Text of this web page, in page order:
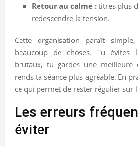
Retour au calme : titres plus
redescendre la tension.
Cette organisation paraît
beaucoup de choses. Tu évites
brutaux, tu gardes une meilleure
rends ta séance plus agréable. En
ce qui permet de rester régulier sur
Les erreurs
éviter